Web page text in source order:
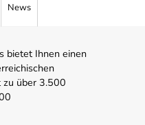
News
bietet Ihnen einen
zu über 3.500